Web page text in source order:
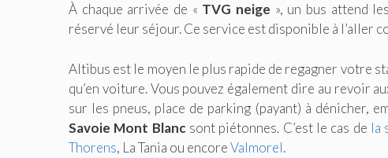
À chaque arrivée de « TVG neige », un bus attend
réservé leur séjour. Ce service est disponible à l’aller
Altibus est le moyen le plus rapide de regagner votre
qu’en voiture. Vous pouvez également dire au revoir
sur les pneus, place de parking (payant) à dénicher,
Savoie Mont Blancsont piétonnes. C’est le cas de la
Thorens, La Tania ou encoreValmorel.